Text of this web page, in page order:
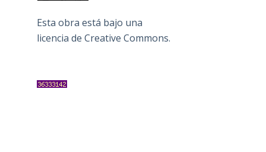
Esta obra está bajo una
licencia de Creative Commons.